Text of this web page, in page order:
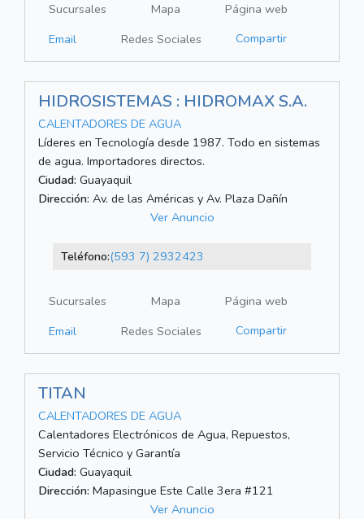
Sucursales Mapa
Página web
Email
Redes Sociales Compartir
HIDROSISTEMAS : HIDROMAX S.A.
CALENTADORES DE AGUA
Líderes en Tecnología desde 1987. Todo en sistemas
de agua. Importadores directos.
Ciudad: Guayaquil
Dirección: Av. de las Américas y Av. Plaza Dañín
Ver Anuncio
Teléfono:(593 7) 2932423
Sucursales Mapa
Página web
Email
Redes Sociales Compartir
TITAN
CALENTADORES DE AGUA
Calentadores Electrónicos de Agua, Repuestos,
Servicio Técnico y Garantía
Ciudad: Guayaquil
Dirección: Mapasingue Este Calle 3era #121
Ver Anuncio